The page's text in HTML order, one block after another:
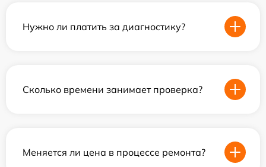
Нужно ли платить за диагностику?
Сколько времени занимает проверка?
Меняется ли цена в процессе ремонта?